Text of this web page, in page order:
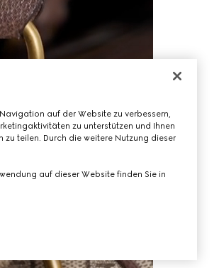
auf der Website zu verbessern,
zu unterstützen und Ihnen
teilen. Durch die weitere Nutzung dieser
auf dieser Website finden Sie in